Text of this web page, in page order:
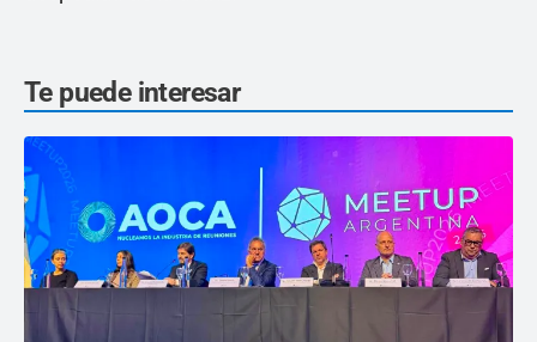
Te puede interesar